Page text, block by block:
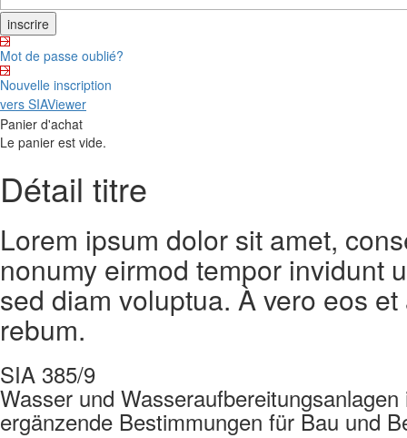
Mot de passe oublié?
Nouvelle inscription
vers SIAViewer
Panier d'achat
Le panier est vide.
Détail titre
Lorem ipsum dolor sit amet,
nonumy eirmod tempor invidunt
sed diam voluptua. À vero eos
rebum.
SIA 385/9
Wasser und
ergänzende Bestimmungen für Bau und